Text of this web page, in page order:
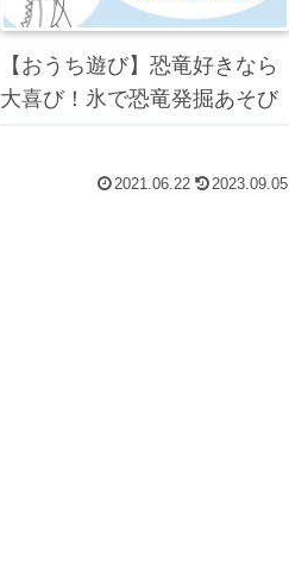
【おうち遊び】恐竜好きなら
大喜び！氷で恐竜発掘あそび
2021.06.22 2023.09.05